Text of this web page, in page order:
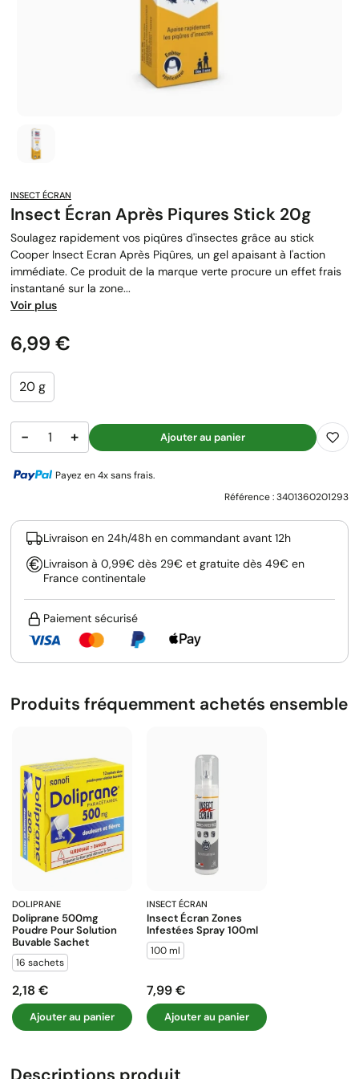
INSECT ÉCRAN
Insect Écran Après Piqures Stick 20g
Soulagez rapidement vos piqûres d'insectes grâce au stick
Cooper Insect Ecran Après Piqûres, un gel apaisant à l'action
immédiate. Ce produit de la marque verte procure un effet frais
instantané sur la zone...
Voir plus
Prix
6,99 €
20 g
− + Ajouter au panier
Payez en 4x sans frais.
Référence :3401360201293
Livraison en 24h/48h en commandant avant 12h
Livraison à 0,99€ dès 29€ et gratuite dès 49€ en
France continentale
Paiement sécurisé
Produits fréquemment achetés ensemble
DOLIPRANE
Doliprane 500mg
Poudre Pour Solution
Buvable Sachet
16 sachets
Prix
2,18 €
Ajouter au panier
INSECT ÉCRAN
Insect Écran Zones
Infestées Spray 100ml
100 ml
Prix
7,99 €
Ajouter au panier